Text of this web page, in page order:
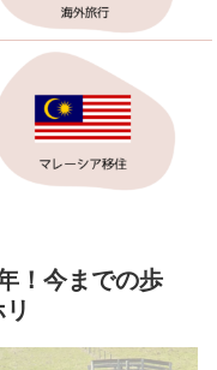
！今までの歩